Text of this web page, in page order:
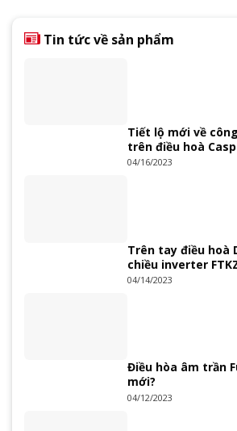
Tin tức về sản phẩm
Tiết lộ mới về
trên điều hoà
04/16/2023
Trên tay điều hoà
chiều inverter
04/14/2023
Điều hòa âm trần
mới?
04/12/2023